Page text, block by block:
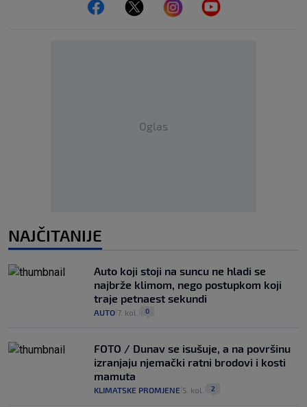
Oglas
NAJČITANIJE
Auto koji stoji na suncu ne hladi se
najbrže klimom, nego postupkom koji
traje petnaest sekundi
AUTO 7. kol. 0
FOTO / Dunav se isušuje, a na površinu
izranjaju njemački ratni brodovi i kosti
mamuta
KLIMATSKE PROMJENE 5. kol. 2